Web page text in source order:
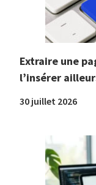
Extraire une
l’insérer
30 juillet 2026